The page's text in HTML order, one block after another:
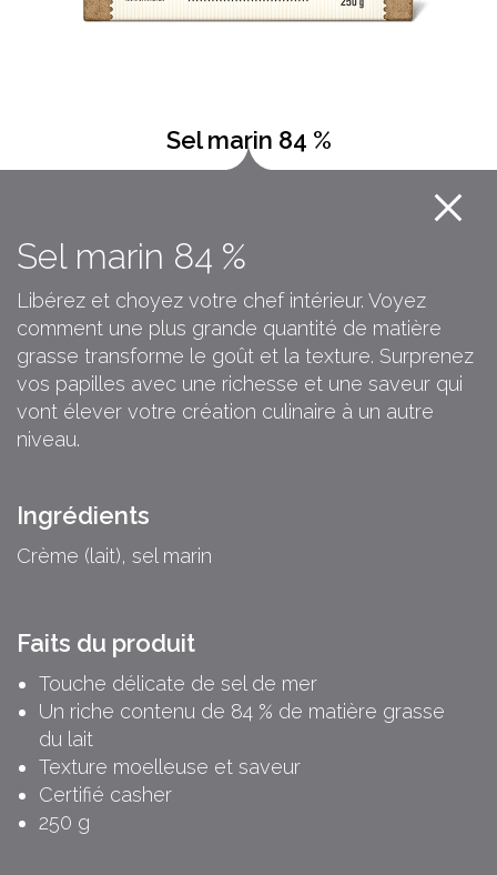
Sel marin 84 %
Sel marin 84 %
Libérez et choyez votre chef intérieur. Voyez
comment une plus grande quantité de matière
grasse transforme le goût et la texture. Surprenez
vos papilles avec une richesse et une saveur qui
vont élever votre création culinaire à un autre
niveau.
Ingrédients
Crème (lait), sel marin
Faits du produit
Touche délicate de sel de mer
Un riche contenu de 84 % de matière grasse
du lait
Texture moelleuse et saveur
Certifié casher
250 g